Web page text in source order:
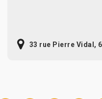
33 rue Pierre Vidal,